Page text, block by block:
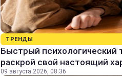
ТРЕНДЫ
Быстрый психологический
раскрой свой настоящий
09 августа 2026, 08:36